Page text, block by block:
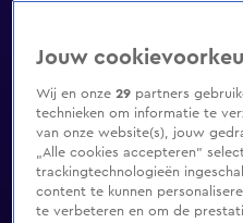
Jouw
Wij en onze29 partners
technieken om informatie te
van onze website(s), jouw
„Alle cookies accepteren”
trackingtechnologieën
content te kunnen
te verbeteren en om de